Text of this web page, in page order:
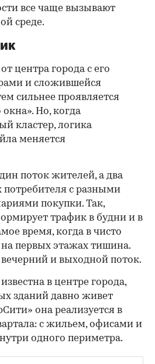
все чаще вызывают
среде.
центра города с его
и сложившейся
сильнее проявляется
Но, когда
кластер, логика
меняется
поток жителей, а два
с разными
покупки. Так,
трафик в будни и в
время, когда в чисто
первых этажах тишина.
и выходной поток.
в центре города,
зданий давно живет
она реализуется в
с жильем, офисами и
одного периметра.